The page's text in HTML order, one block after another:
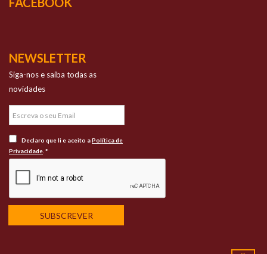
NEWSLETTER
Siga-nos e saiba todas as
novidades
Declaro que li e aceito aPolítica de
Privacidade . *